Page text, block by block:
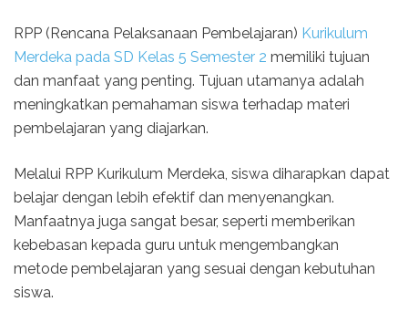
RPP (Rencana Pelaksanaan Pembelajaran) Kurikulum
Merdeka pada SD Kelas 5 Semester 2 memiliki tujuan
dan manfaat yang penting. Tujuan utamanya adalah
meningkatkan pemahaman siswa terhadap materi
pembelajaran yang diajarkan.
Melalui RPP Kurikulum Merdeka, siswa diharapkan dapat
belajar dengan lebih efektif dan menyenangkan.
Manfaatnya juga sangat besar, seperti memberikan
kebebasan kepada guru untuk mengembangkan
metode pembelajaran yang sesuai dengan kebutuhan
siswa.